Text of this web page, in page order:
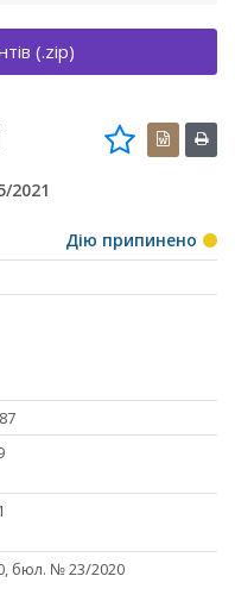
(.zip)
2021
Дію припинено
бюл. № 23/2020